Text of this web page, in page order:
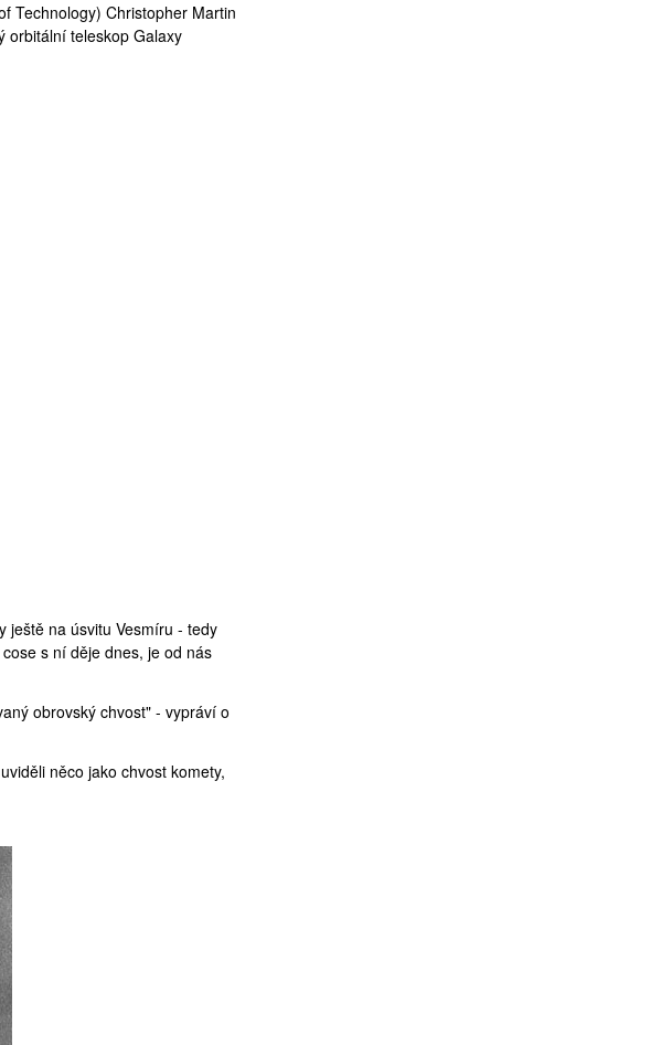
Technology) Christopher Martin
orbitální teleskop Galaxy
ještě na úsvitu Vesmíru - tedy
s ní děje dnes, je od nás
obrovský chvost" - vypráví o
něco jako chvost komety,